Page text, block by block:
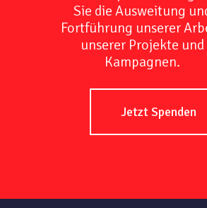
Sie die Ausweitung
Fortführung unserer
unserer Projekte und
Kampagnen.
Jetzt Spenden